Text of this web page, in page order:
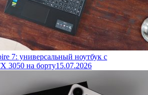
7: универсальный ноутбук с
3050 на борту15.07.2026